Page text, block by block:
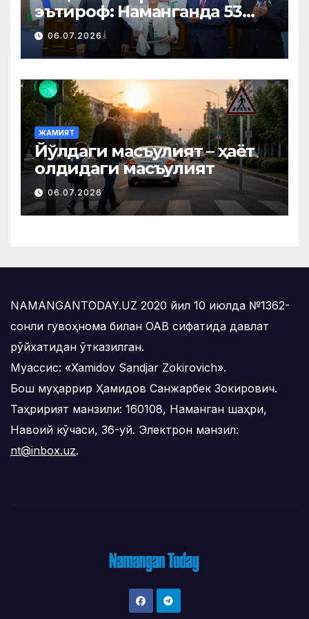
эътироф: Наманганда 53
нафар нуроний «Меҳнат
фахрийси» кўкрак нишони
билан тақдирланди
06.07.2026
ЖАМИЯТ
Йўлдаги масъулият – ҳаёт
олдидаги масъулият
06.07.2026
NAMANGANTODAY.UZ 2020 йил 10 июлда №1362-
сонли гувоҳнома билан ОАВ сифатида давлат
рўйхатидан ўтказилган.
Муассис: «Xamidov Sandjar Zokirovich».
Бош муҳаррир Ҳамидов Санжарбек Зокирович.
Таҳририят манзили: 160108, Наманган шаҳри,
Навоий кўчаси, 36-уй. Электрон манзил:
nt@inbox.uz.